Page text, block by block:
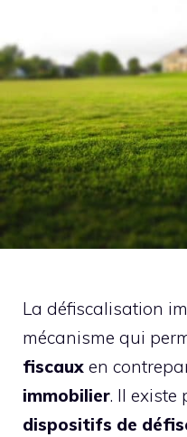
La défiscalisation
mécanisme qui
fiscaux en
immobilier. Il existe
dispositifs de